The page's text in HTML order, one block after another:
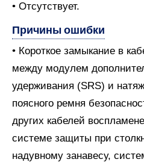
• Отсутствует.
Причины ошибки
• Короткое замыкание в
между модулем
удерживания (SRS) и
поясного ремня
других кабелей
системе защиты при
надувному занавесу,